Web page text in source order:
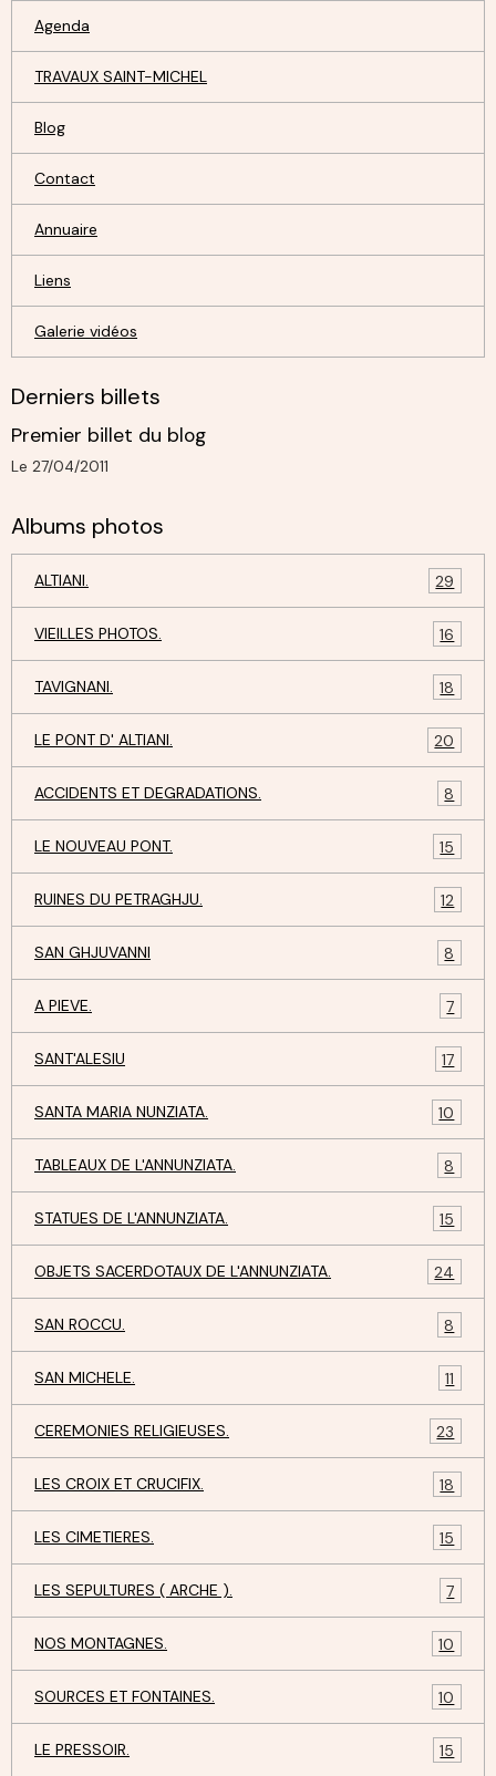
Agenda
TRAVAUX SAINT-MICHEL
Blog
Contact
Annuaire
Liens
Galerie vidéos
Derniers billets
Premier billet du blog
Le 27/04/2011
Albums photos
ALTIANI. 29
VIEILLES PHOTOS. 16
TAVIGNANI. 18
LE PONT D' ALTIANI. 20
ACCIDENTS ET DEGRADATIONS. 8
LE NOUVEAU PONT. 15
RUINES DU PETRAGHJU. 12
SAN GHJUVANNI 8
A PIEVE. 7
SANT'ALESIU 17
SANTA MARIA NUNZIATA. 10
TABLEAUX DE L'ANNUNZIATA. 8
STATUES DE L'ANNUNZIATA. 15
OBJETS SACERDOTAUX DE L'ANNUNZIATA. 24
SAN ROCCU. 8
SAN MICHELE. 11
CEREMONIES RELIGIEUSES. 23
LES CROIX ET CRUCIFIX. 18
LES CIMETIERES. 15
LES SEPULTURES ( ARCHE ). 7
NOS MONTAGNES. 10
SOURCES ET FONTAINES. 10
LE PRESSOIR. 15